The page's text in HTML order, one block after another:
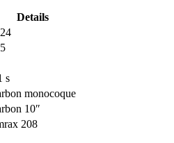
Details
s
monocoque
10″
208